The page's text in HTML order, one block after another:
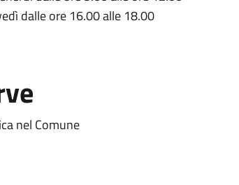
dalle ore 16.00 alle 18.00
nel Comune